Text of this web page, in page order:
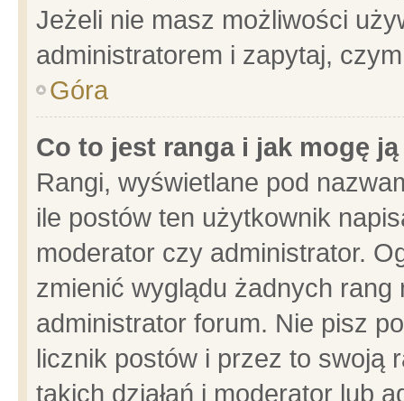
Jeżeli nie masz możliwości
administratorem i zapytaj,
Góra
Co to jest ranga i jak mogę
Rangi, wyświetlane pod
ile postów ten użytkownik
moderator czy administrator.
zmienić wyglądu żadnych
administrator forum. Nie pisz
licznik postów i przez to swoją
takich działań i moderator lub